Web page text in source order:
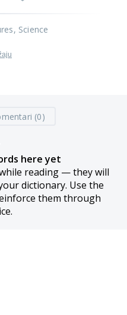
, Science
(0)
here yet
reading — they will
dictionary. Use the
them through